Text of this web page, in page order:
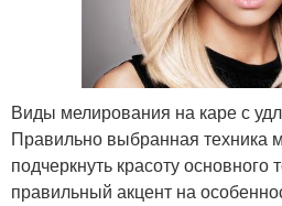
Виды мелирования на каре с
Правильно выбранная техника
подчеркнуть красоту основного
правильный акцент на